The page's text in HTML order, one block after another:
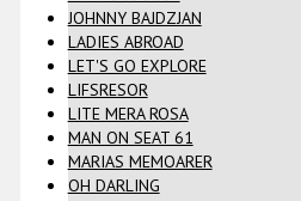
JOHNNY BAJDZJAN
LADIES ABROAD
LET'S GO EXPLORE
LIFSRESOR
LITE MERA ROSA
MAN ON SEAT 61
MARIAS MEMOARER
OH DARLING